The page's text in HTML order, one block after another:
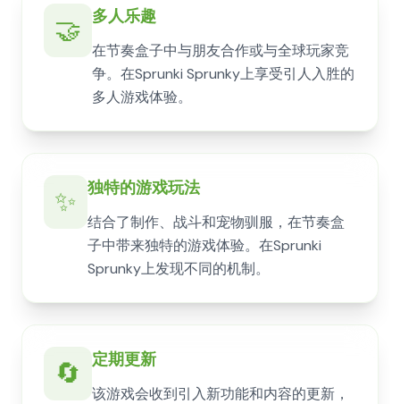
🤝 多人乐趣
在节奏盒子中与朋友合作或与全球玩家竞
争。在Sprunki Sprunky上享受引人入胜的
多人游戏体验。
✨ 独特的游戏玩法
结合了制作、战斗和宠物驯服，在节奏盒
子中带来独特的游戏体验。在Sprunki
Sprunky上发现不同的机制。
🔄 定期更新
该游戏会收到引入新功能和内容的更新，